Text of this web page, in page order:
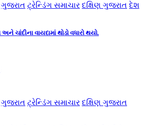
ગુજરાત ટ્રેન્ડિંગ સમાચાર દક્ષિણ ગુજરાત દેશ
ચાંદીના વાયદામાં થોડો વધારો થયો.
ગુજરાત ટ્રેન્ડિંગ સમાચાર દક્ષિણ ગુજરાત